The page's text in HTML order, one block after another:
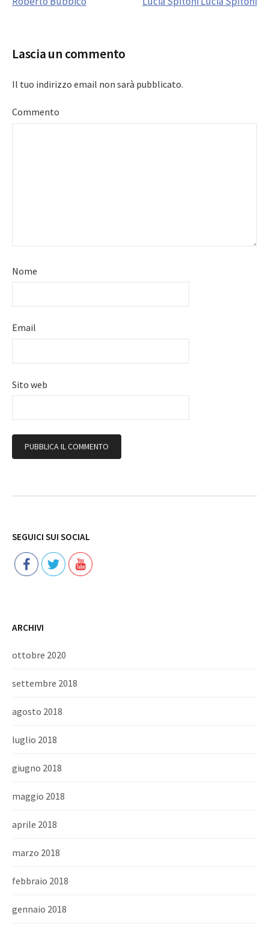
Lascia un commento
Il tuo indirizzo email non sarà pubblicato.
Commento
Nome
Email
Sito web
SEGUICI SUI SOCIAL
ARCHIVI
ottobre 2020
settembre 2018
agosto 2018
luglio 2018
giugno 2018
maggio 2018
aprile 2018
marzo 2018
febbraio 2018
gennaio 2018